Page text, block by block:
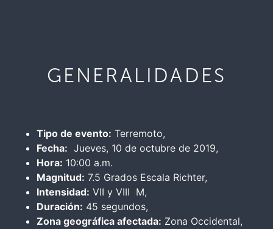
GENERALIDADES
Tipo de evento: Terremoto,
Fecha: Jueves, 10 de octubre de 2019,
Hora: 10:00 a.m.
Magnitud: 7.5 Grados Escala Richter,
Intensidad: VII y VIII M,
Duración: 45 segundos,
Zona geográfica afectada: Zona Occidental,